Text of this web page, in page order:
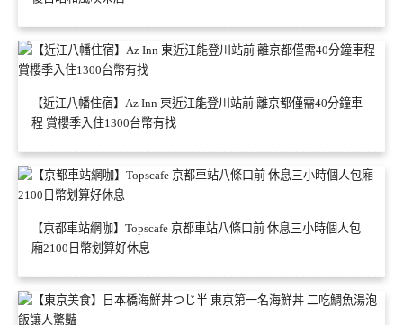
【近江八幡住宿】Az Inn 東近江能登川站前 離京都僅需40分鐘車
程 賞櫻季入住1300台幣有找
【京都車站網咖】Topscafe 京都車站八條口前 休息三小時個人包
廂2100日幣划算好休息